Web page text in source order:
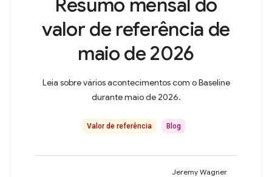
Resumo mensal do
valor de referência de
maio de 2026
Leia sobre vários acontecimentos com o Baseline
durante maio de 2026.
Valor de referência Blog
Jeremy Wagner